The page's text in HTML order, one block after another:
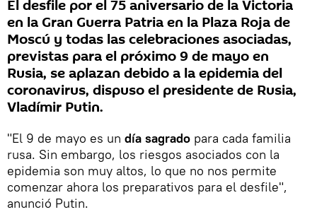
El desfile por el 75 aniversario de la Victoria
en la Gran Guerra Patria en la Plaza Roja de
Moscú y todas las celebraciones asociadas,
previstas para el próximo 9 de mayo en
Rusia, se aplazan debido a la epidemia del
coronavirus, dispuso el presidente de Rusia,
Vladímir Putin.
"El 9 de mayo es un día sagrado para cada familia
rusa. Sin embargo, los riesgos asociados con la
epidemia son muy altos, lo que no nos permite
comenzar ahora los preparativos para el desfile",
anunció Putin.